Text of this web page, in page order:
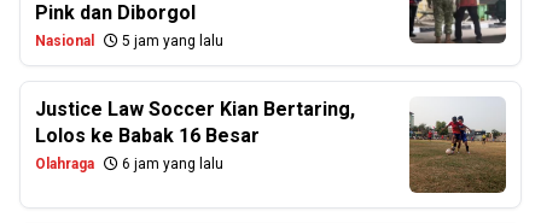
Pink dan Diborgol
Nasional 5 jam yang lalu
Justice Law Soccer Kian Bertaring,
Lolos ke Babak 16 Besar
Olahraga 6 jam yang lalu